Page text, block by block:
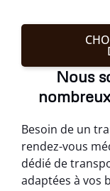
Nous
Besoin de un
rendez-vous
dédié de
adaptées à vos